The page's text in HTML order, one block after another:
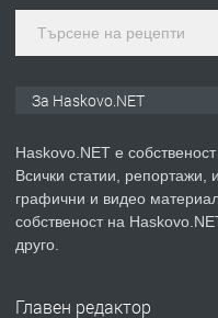
ПРЕДЛАГА
За Haskovo.NET
Haskovo.NET е
Всички статии, репортажи,
графични и видео
собственост на
друго.
Главен редактор